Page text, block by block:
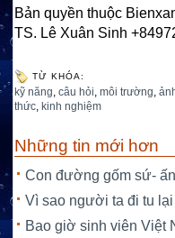
Bản quyền thuộc
TS. Lê Xuân Sinh
TỪ KHÓA:
kỹ năng, câu hỏi, môi trường,
thức, kinh nghiệm
Những tin mới hơn
Con đường gốm sứ-
Vì sao người ta đi tu lại
Bao giờ sinh viên Việt